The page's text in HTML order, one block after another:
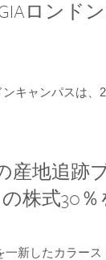
ロンド
キャンパスは
産地追跡
株式30
新したカラー